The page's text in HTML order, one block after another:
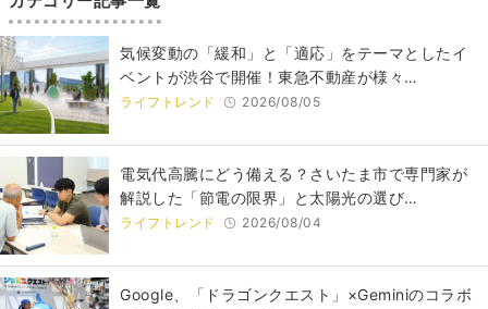
気候変動の「緩和」と「適応」をテーマとしたイ
ベントが渋谷で開催！東急不動産が様々…
ライフトレンド 2026/08/05
電気代高騰にどう備える？さいたま市で専門家が
解説した「節電の限界」と太陽光の選び…
ライフトレンド 2026/08/04
Google、「ドラゴンクエスト」×Geminiのコラボ